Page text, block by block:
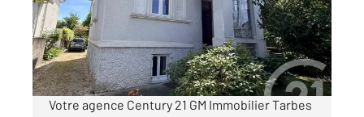
Maison à vendre
179 000 €
Visiter le site dédié
Votre agence Century 21 GM Immobilier Tarbes